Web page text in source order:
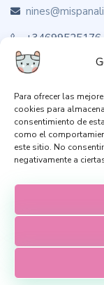
Para ofrecer las
cookies para
consentimiento de
como el
este sitio. No
negativamente a
+34699525176
Sígueme en